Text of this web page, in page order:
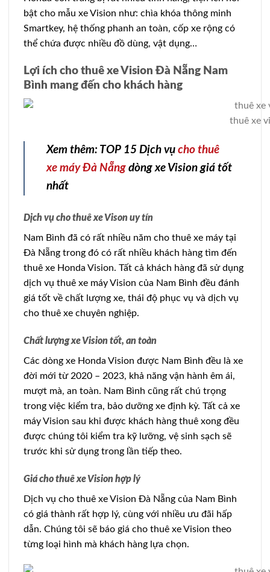
bật cho mẫu xe Vision như: chìa khóa thông minh
Smartkey, hệ thống phanh an toàn, cốp xe rộng có
thể chứa được nhiều đồ dùng, vật dụng…
Lợi ích cho thuê xe Vision Đà Nẵng Nam
Bình mang đến cho khách hàng
thuê xe
Xem thêm: TOP 15 Dịch vụ cho thuê
xe máy Đà Nẵng dòng xe Vision giá tốt
nhất
Dịch vụ cho thuê xe Vison uy tín
Nam Bình đã có rất nhiều năm cho thuê xe máy tại
Đà Nẵng trong đó có rất nhiều khách hàng tìm đến
thuê xe Honda Vision. Tất cả khách hàng đã sử dụng
dịch vụ thuê xe máy Vision của Nam Bình đều đánh
giá tốt về chất lượng xe, thái độ phục vụ và dịch vụ
cho thuê xe chuyên nghiệp.
Chất lượng xe Vision tốt, an toàn
Các dòng xe Honda Vision được Nam Bình đều là xe
đời mới từ 2020 – 2023, khả năng vận hành êm ái,
mượt mà, an toàn. Nam Bình cũng rất chú trọng
trong việc kiểm tra, bảo dưỡng xe định kỳ. Tất cả xe
máy Vision sau khi được khách hàng thuê xong đều
được chúng tôi kiểm tra kỹ lưỡng, vệ sinh sạch sẽ
trước khi sử dụng trong lần tiếp theo.
Giá cho thuê xe Vision hợp lý
Dịch vụ cho thuê xe Vision Đà Nẵng của Nam Bình
có giá thành rất hợp lý, cùng với nhiều ưu đãi hấp
dẫn. Chúng tôi sẽ báo giá cho thuê xe Vision theo
từng loại hình mà khách hàng lựa chọn.